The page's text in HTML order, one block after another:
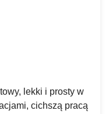
lekki i prosty w
cichszą pracą